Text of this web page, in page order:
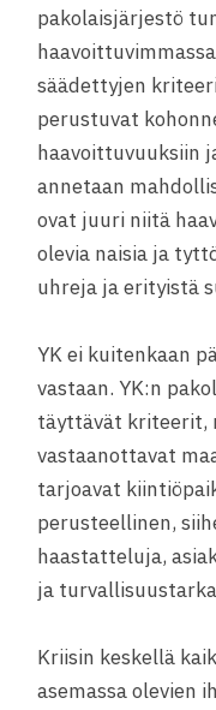
pakolaisjärjestö
säädettyjen
perustuvat
haavoittuvuuksiin
annetaan
ovat juuri niitä
olevia naisia ja
uhreja ja erityistä
YK ei kuitenkaan
vastaan. YK:n
täyttävät kriteerit,
vastaanottavat
tarjoavat
perusteellinen,
haastatteluja,
ja
Kriisin keskellä
asemassa olevien